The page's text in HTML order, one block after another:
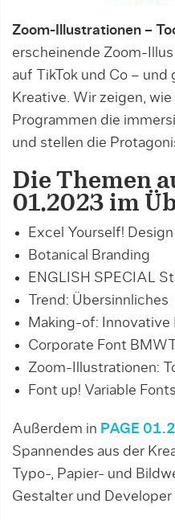
Zoom-Illustrationen –
erscheinende Zoom-
auf TikTok und Co – und
Kreative. Wir zeigen,
Programmen die
und stellen die
Die Themen
01.2023 im
Excel Yourself!
Botanical Branding
ENGLISH SPECIAL
Trend: Übersinnliches
Making-of:
Corporate Font
Zoom-Illustrationen:
Font up! Variable
Außerdem in PAGE
Spannendes aus der
Typo-, Papier- und
Gestalter und Developer